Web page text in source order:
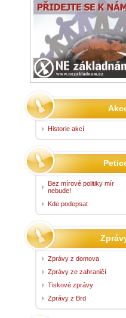
Historie akcí
Bez mírové politiky mír
nebude!
Kde podepsat
Zprávy z domova
Zprávy ze zahraničí
Tiskové zprávy
Zprávy z Brd